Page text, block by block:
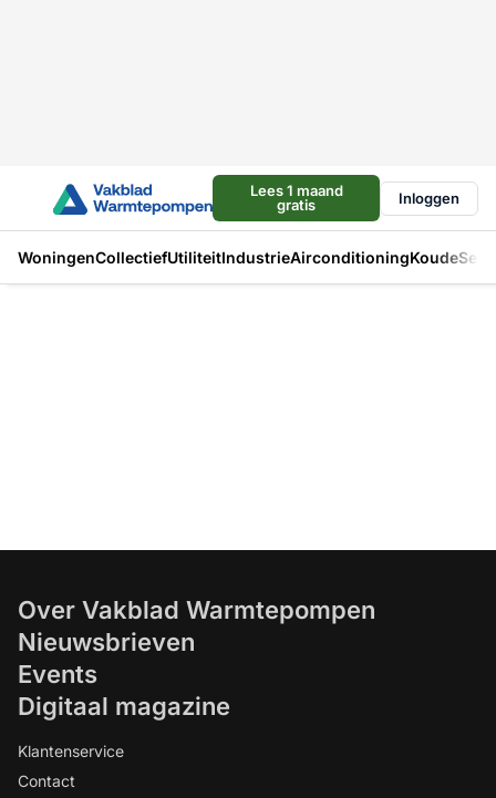
Lees 1 maand
gratis
Inloggen
WoningenCollectiefUtiliteitIndustrieAirconditioningKoude
Over Vakblad Warmtepompen
Nieuwsbrieven
Events
Digitaal magazine
Klantenservice
Contact